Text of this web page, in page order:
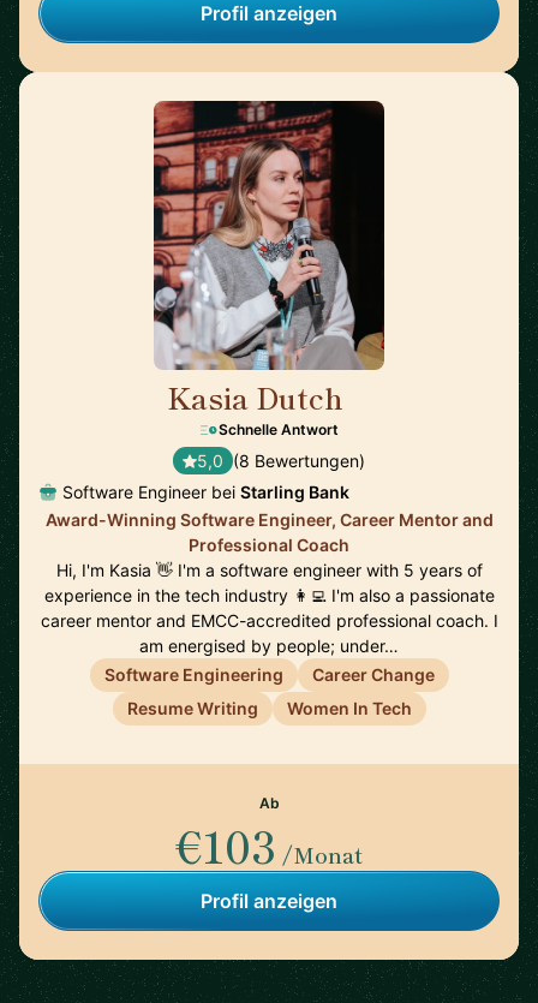
Profil anzeigen
Kasia Dutch
Schnelle Antwort
5,0 (8 Bewertungen)
Software Engineer bei Starling Bank
Award-Winning Software Engineer, Career Mentor and
Professional Coach
Hi, I'm Kasia 👋 I'm a software engineer with 5 years of
experience in the tech industry 👩‍💻 I'm also a passionate
career mentor and EMCC-accredited professional coach. I
am energised by people; under…
Software Engineering
Career Change
Resume Writing
Women In Tech
Ab
€103 /Monat
Profil anzeigen